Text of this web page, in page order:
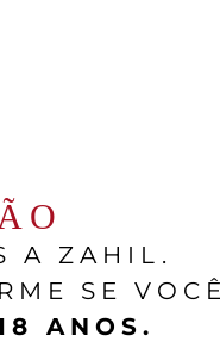
A ZAHIL.
SE
ANOS.